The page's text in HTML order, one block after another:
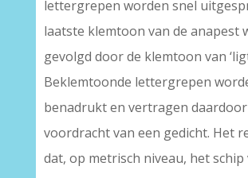
lettergrepen worden snel
laatste klemtoon van de anapest
gevolgd door de klemtoon van
Beklemtoonde lettergrepen
benadrukt en vertragen
voordracht van een gedicht. Het
dat, op metrisch niveau, het schip